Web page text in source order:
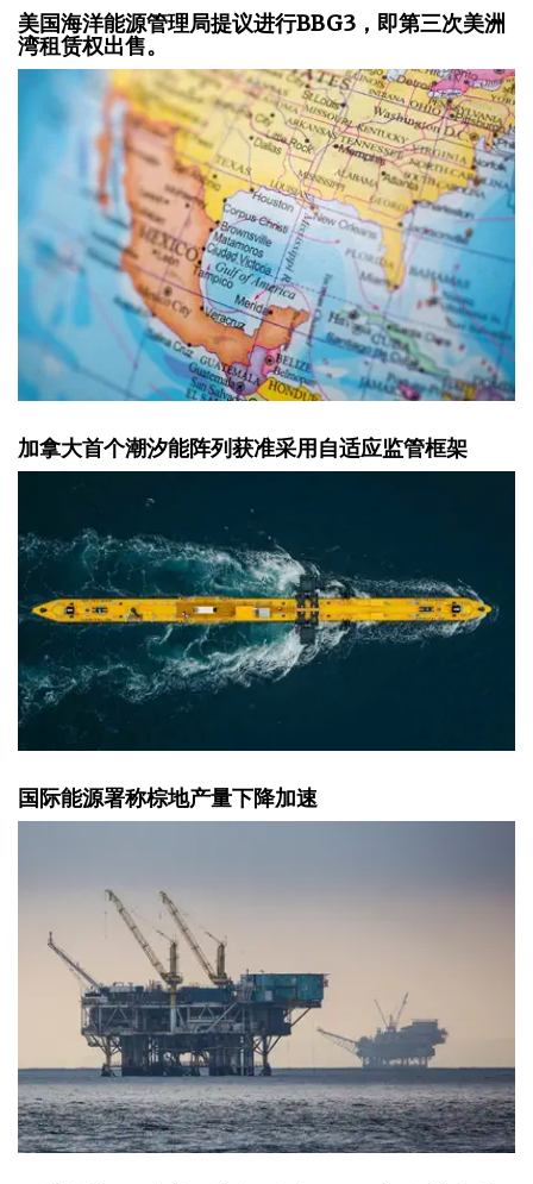
美国海洋能源管理局提议进行BBG3，即第三次美洲
湾租赁权出售。
加拿大首个潮汐能阵列获准采用自适应监管框架
国际能源署称棕地产量下降加速